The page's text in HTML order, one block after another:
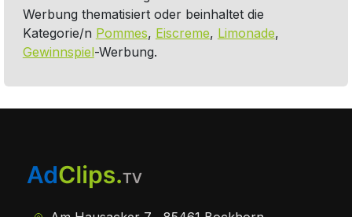
Werbung thematisiert oder beinhaltet die
Kategorie/n Pommes, Eiscreme, Limonade,
Gewinnspiel-Werbung.